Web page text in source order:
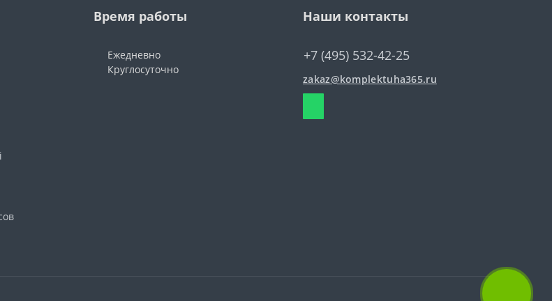
Время работы
Ежедневно
Круглосуточно
Наши контакты
+7 (495) 532-42-25
zakaz@komplektuha365.ru